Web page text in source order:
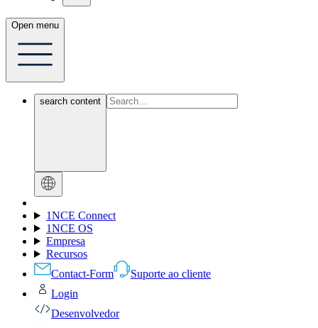
Open menu
search content
1NCE Connect
1NCE OS
Empresa
Recursos
Contact-Form
Suporte ao cliente
Login
Desenvolvedor